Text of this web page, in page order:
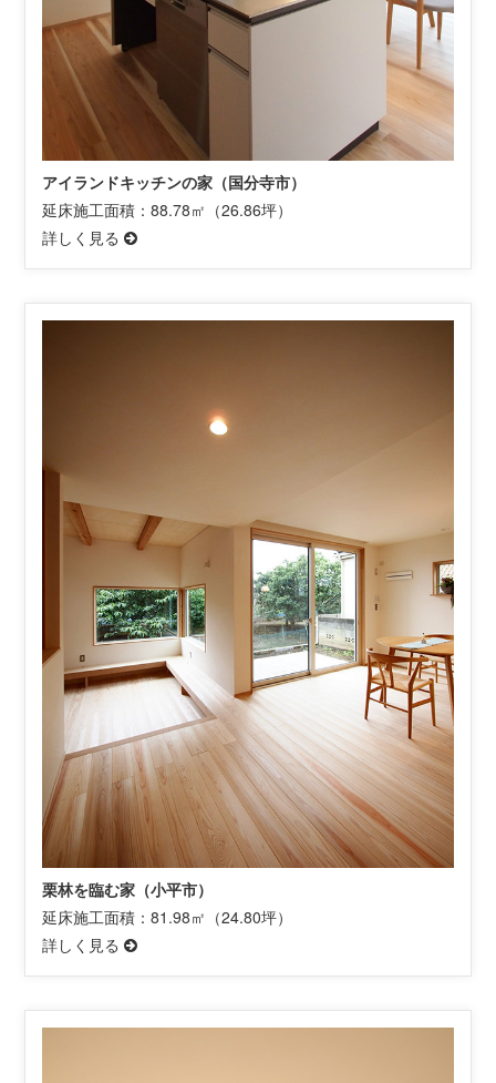
アイランドキッチンの家（国分寺市）
延床施工面積：88.78㎡（26.86坪）
詳しく見る
栗林を臨む家（小平市）
延床施工面積：81.98㎡（24.80坪）
詳しく見る